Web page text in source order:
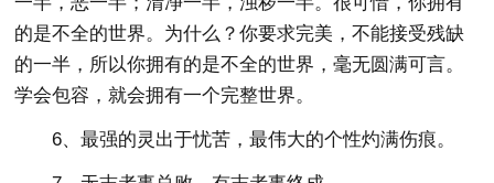
的是不全的世界。为什么？你要求完美，不能接受残缺
的一半，所以你拥有的是不全的世界，毫无圆满可言。
学会包容，就会拥有一个完整世界。
6、最强的灵出于忧苦，最伟大的个性灼满伤痕。